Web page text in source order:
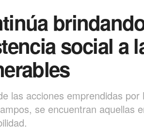
social a
las acciones emprendidas
se encuentran aquellas